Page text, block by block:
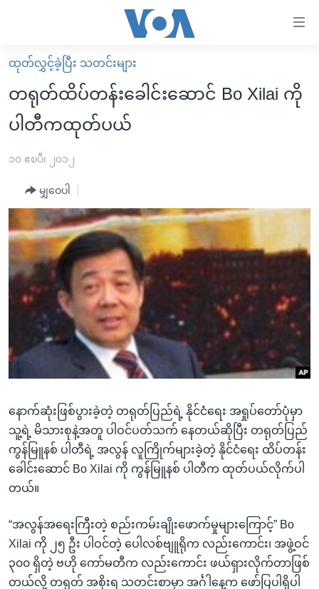
လွယ်ကူ
စေ
သည့်
များ
အကြောင်းအရာ
သို့
ကျော်
ကြည့်
ပင်မ
စာမျက်နှာ
သို့
ကြည့်
ရှာဖွေ
မူလစာမျက်နှာ
မြန်မာ
ကမ္ဘာ့သတင်းများ
နိုင်ငံတကာ
အစ္စရေး-ပါလက်စတိုင်း
ဗွီဒီယို
ရပ်ဝန်းတခု လမ်းတခု အလွန်
အင်္ဂလိပ်စာလေ့လာမယ်
အမေရိကန်သုံးအီဒီယံ
မကြေးမုံရဲ့ အင်္ဂလိပ်စာ
ရုပ်ရှင်ထဲက အင်္ဂလိပ်စာ
သုတပဒေသာ အင်္ဂလိပ်စာ
အပတ်စဉ်ကဏ္ဍများ
ရေဒီယို
တီဗွီ
ရေဒီယိုနှင့်ရုပ်သံ အချက်အလက်များ
ရေဒီယို/တီဗွီအစီအစဉ်
Learning English
ဗွီအိုအေ လူမှုကွန်ယက်များ
ဘာသာစကားများ
ထုတ်လွှင့်ခဲ့ပြီး သတင်းများ
တရုတ်ထိပ်တန်းခေါင်းဆောင် Bo Xilai ကို
ပါတီကထုတ်ပယ်
၁၀ ဧၿပီ၊ ၂၀၁၂
မျှဝေပါ
နောက်ဆုံးဖြစ်ပွားခဲ့တဲ့ တရုတ်ပြည်ရဲ့ နိုင်ငံရေး အရှုပ်တော်ပုံမှာ
သူ့ရဲ့ မိသားစုနဲ့အတူ ပါဝင်ပတ်သက် နေတယ်ဆိုပြီး တရုတ်ပြည်
ကွန်မြူနစ် ပါတီရဲ့ အလွန် လူကြိုက်များခဲ့တဲ့ နိုင်ငံရေး ထိပ်တန်း
ခေါင်းဆောင် Bo Xilai ကို ကွန်မြူနစ် ပါတီက ထုတ်ပယ်လိုက်ပါ
တယ်။
“အလွန်အရေးကြီးတဲ့ စည်းကမ်းချိုးဖောက်မှုများကြောင့်” Bo
Xilai ကို ၂၅ ဦး ပါဝင်တဲ့ ပေါလစ်ဗျူရိုက လည်းကောင်း၊ အဖွဲ့ဝင်
၃၀၀ ရှိတဲ့ ဗဟို ကော်မတီက လည်းကောင်း ဖယ်ရှားလိုက်တာဖြစ်
တယ်လို့ တရုတ် အစိုးရ သတင်းစာမှာ အင်္ဂါနေ့က ဖော်ပြပါရှိပါ